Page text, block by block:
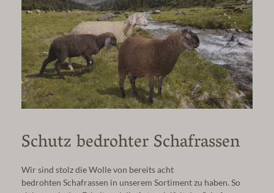
Schutz bedrohter Schafrassen
Wir sind stolz die Wolle von bereits acht
bedrohten Schafrassen in unserem Sortiment zu haben. So